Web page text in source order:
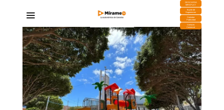
DESCARGA
MIRAPLAY
Buzón de
Sugerencias
Contratar
Publicidad
Contacto
Comercial